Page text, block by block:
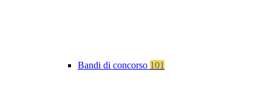
Bandi di concorso 101